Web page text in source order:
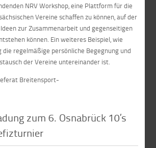
NRV Workshop, eine Plattform für die
Vereine schaffen zu können, auf der
zur Zusammenarbeit und gegenseitigen
können. Ein weiteres Beispiel, wie
die regelmäßige persönliche Begegnung und
der Vereine untereinander ist.
Breitensport-
zum 6. Osnabrück 10’s